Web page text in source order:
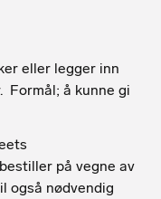
eller legger inn
Formål; å kunne gi
på vegne av
også nødvendig